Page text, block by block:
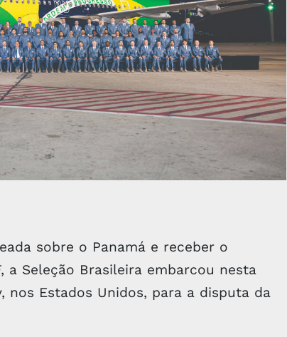
sobre o Panamá e receber o
a Seleção Brasileira embarcou nesta
nos Estados Unidos, para a disputa da